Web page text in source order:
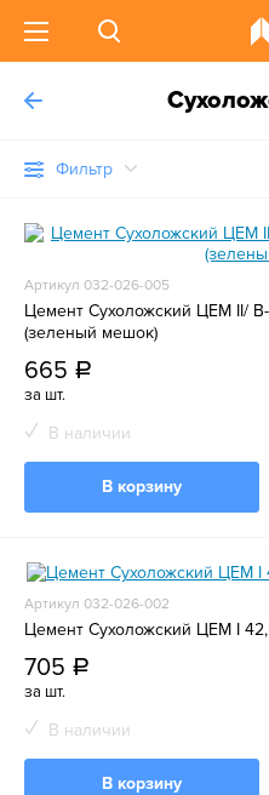
Фильтр
Артикул 032-026-005
Цемент Сухоложский ЦЕМ II/
(зеленый мешок)
665 a
за шт.
В наличии
В корзину
Артикул 032-026-002
Цемент Сухоложский ЦЕМ I
705 a
за шт.
В наличии
В корзину